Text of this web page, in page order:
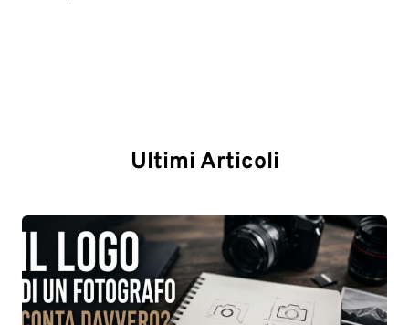
Ultimi Articoli